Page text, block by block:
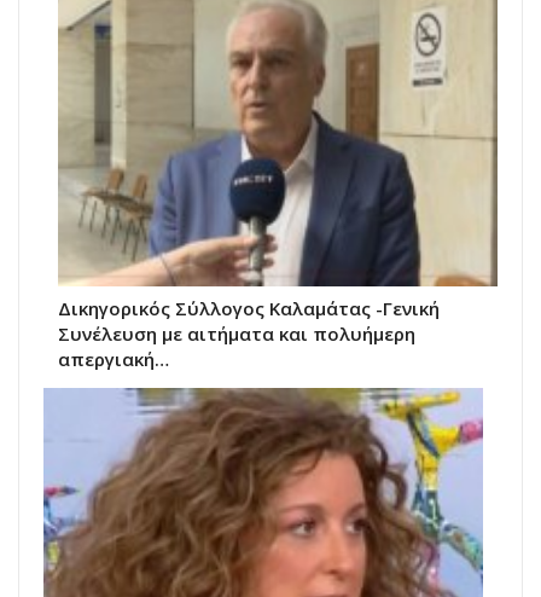
Δικηγορικός Σύλλογος Καλαμάτας -Γενική
Συνέλευση με αιτήματα και πολυήμερη
απεργιακή…